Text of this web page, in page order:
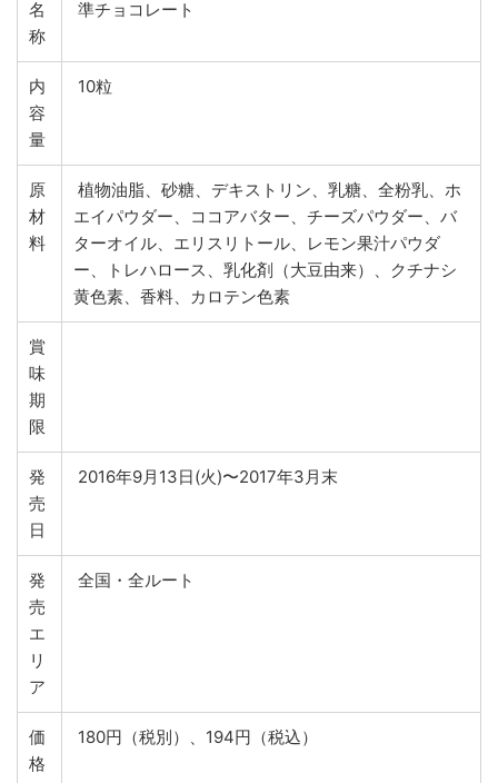
名
称
準チョコレート
内
容
量
10粒
原
材
料
植物油脂、砂糖、デキストリン、乳糖、全粉乳、ホ
エイパウダー、ココアバター、チーズパウダー、バ
ターオイル、エリスリトール、レモン果汁パウダ
ー、トレハロース、乳化剤（大豆由来）、クチナシ
黄色素、香料、カロテン色素
賞
味
期
限
発
売
日
2016年9月13日(火)〜2017年3月末
発
売
エ
リ
ア
全国・全ルート
価
格
180円（税別）、194円（税込）